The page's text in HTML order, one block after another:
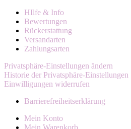
HIlfe & Info
Bewertungen
Rückerstattung
Versandarten
Zahlungsarten
Privatsphäre-Einstellungen ändern
Historie der Privatsphäre-Einstellungen
Einwilligungen widerrufen
Barrierefreiheitserklärung
Mein Konto
Mein Warenkorb